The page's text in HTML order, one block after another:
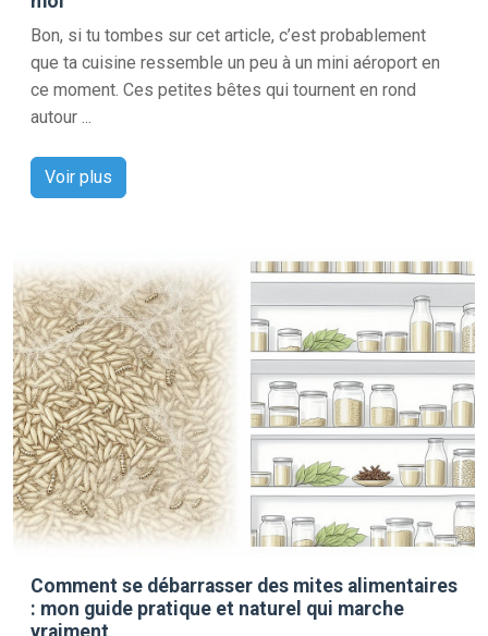
Bon, si tu tombes sur cet article, c’est probablement
que ta cuisine ressemble un peu à un mini aéroport en
ce moment. Ces petites bêtes qui tournent en rond
autour ...
Voir plus
Comment se débarrasser des mites alimentaires
: mon guide pratique et naturel qui marche
vraiment